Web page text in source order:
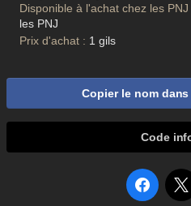
Disponible à l'achat chez les PNJ
les PNJ
Prix d'achat : 1 gils
Copier le nom
Code